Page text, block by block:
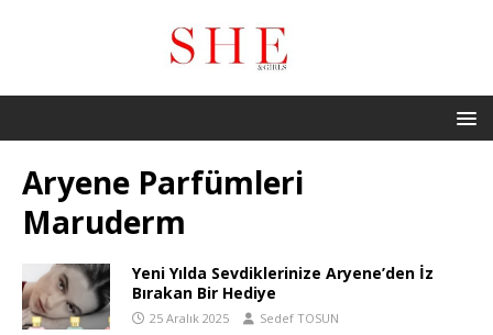
Aryene Parfümleri
Maruderm
Yeni Yılda Sevdiklerinize Aryene’den İz
Bırakan Bir Hediye
25 Aralık 2025 Sedef TOSUN